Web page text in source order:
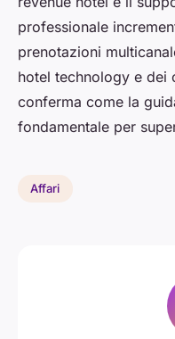
professionale
prenotazioni
hotel technology e dei
conferma come la
fondamentale per
Affari